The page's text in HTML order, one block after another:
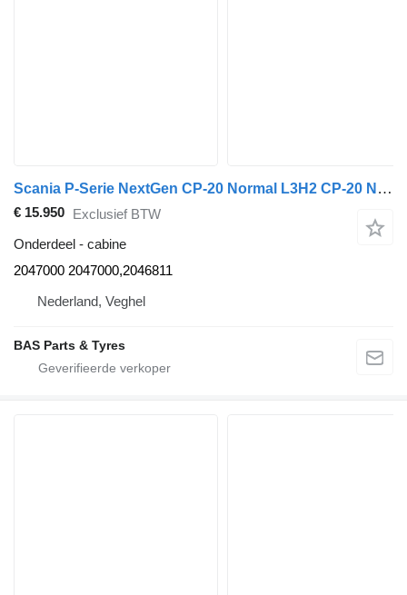
Scania P-Serie NextGen CP-20 Normal L3H2 CP-20 Normal L3H2 2047000 cabine voor Scania P-Serie NextGen vrachtwagen
€ 15.950 Exclusief BTW
Onderdeel - cabine
2047000 2047000,2046811
Nederland, Veghel
BAS Parts & Tyres